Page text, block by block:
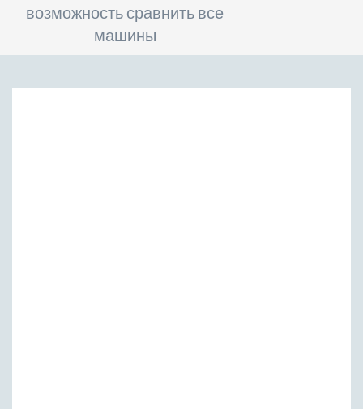
возможность сравнить все
машины